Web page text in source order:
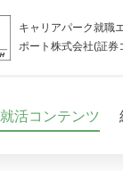
キャリアパーク就職
ポート株式会社(証券
就活コンテンツ